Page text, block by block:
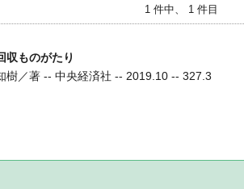
1 件中、 1 件目
収ものがたり
樹／著 -- 中央経済社 -- 2019.10 -- 327.3